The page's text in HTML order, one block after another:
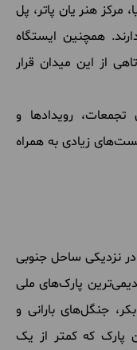
مرکز هنر یان پاتر، پل
.همچنین ایستگاه
از این میدان قرار
تجمعات، رویدادها و
های زیادی به همراه
در نزدیکی ساحل جنوبی
ترین پارکهای ملی
بکر، جنگلهای بارانی و
پارک که کمتر از یک